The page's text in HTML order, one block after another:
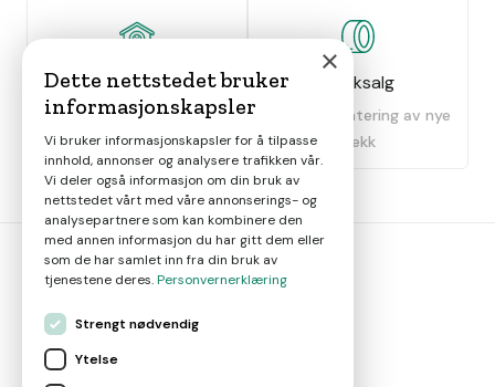
Dekkhotell
Oppbevaring av dekk
Dekksalg
Salg og montering av nye
dekk
smart
×
Dette nettstedet bruker
informasjonskapsler
Vi bruker informasjonskapsler for å tilpasse
innhold, annonser og analysere trafikken vår.
Vi deler også informasjon om din bruk av
nettstedet vårt med våre annonserings- og
analysepartnere som kan kombinere den
med annen informasjon du har gitt dem eller
som de har samlet inn fra din bruk av
tjenestene deres.Personvernerklæring
Strengt nødvendig
Ytelse